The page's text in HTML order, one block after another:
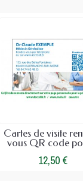
Cartes de visite
vous QR code
12,50 €